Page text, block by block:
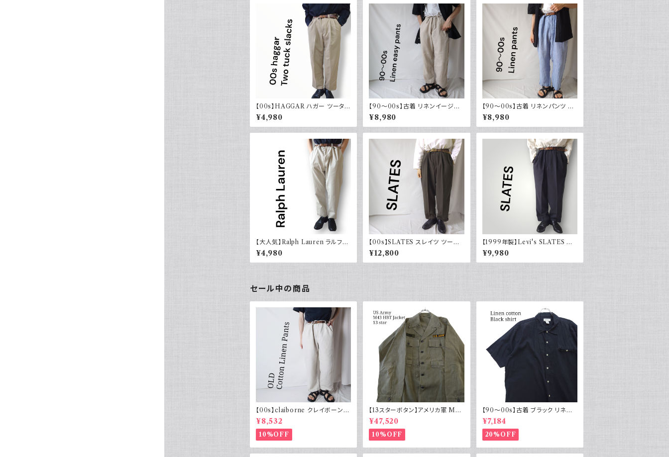
【00s】HAGGAR ハガー ツータッ
クスラックス ポリエステル ベージ
ュ 古着 34 29
¥4,980
【90～00s】古着 リネンイージー
パンツ 夏 32×30 APT9 カジュア
ル
¥8,980
【90～00s】古着 リネンパンツ ス
トライプ ライトブルー 夏 スラック
ス
¥8,980
【大人気】Ralph Lauren ラルフロ
ーレン チノパン アイボリー
¥4,980
【00s】SLATES スレイツ ツータッ
ク スラックス リーバイス Levi's
カーキグリーン 古着
¥12,800
【1999年製】Levi's SLATES ス
レイツ スラックス ツータック チャ
コールグレー リーバイス 古着
¥9,980
セール中の商品
【00s】claiborne クレイボーン リ
ネンコットンパンツ ツータック
¥8,532
10%OFF
【13スターボタン】アメリカ軍 M43
HBT ジャケット パッチ 軍物 実物
¥47,520
10%OFF
【90～00s】古着 ブラック リネン
コットンシャツ 黒 ボックスシルエッ
ト
¥7,184
20%OFF